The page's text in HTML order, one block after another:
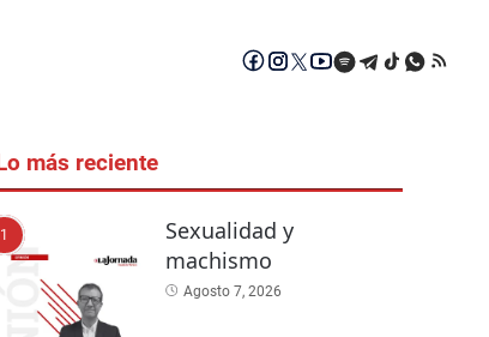
Lo más reciente
1
Sexualidad y
machismo
Agosto 7, 2026